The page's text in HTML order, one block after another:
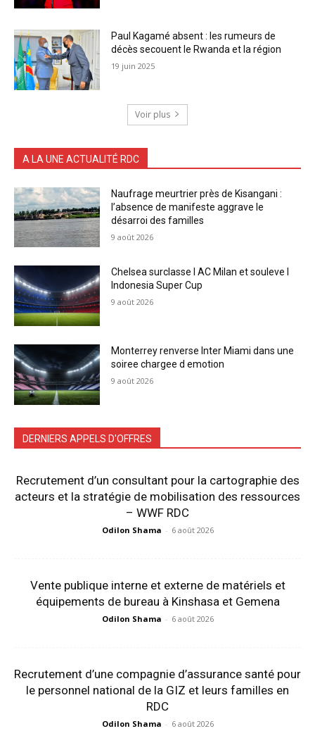
Paul Kagamé absent : les rumeurs de
décès secouent le Rwanda et la région
19 juin 2025
Voir plus
A LA UNE ACTUALITÉ RDC
Naufrage meurtrier près de Kisangani :
l’absence de manifeste aggrave le
désarroi des familles
9 août 2026
Chelsea surclasse l AC Milan et souleve l
Indonesia Super Cup
9 août 2026
Monterrey renverse Inter Miami dans une
soiree chargee d emotion
9 août 2026
DERNIERS APPELS D'OFFRES
Recrutement d’un consultant pour la cartographie des
acteurs et la stratégie de mobilisation des ressources
– WWF RDC
Odilon Shama - 6 août 2026
Vente publique interne et externe de matériels et
équipements de bureau à Kinshasa et Gemena
Odilon Shama - 6 août 2026
Recrutement d’une compagnie d’assurance santé pour
le personnel national de la GIZ et leurs familles en
RDC
Odilon Shama - 6 août 2026